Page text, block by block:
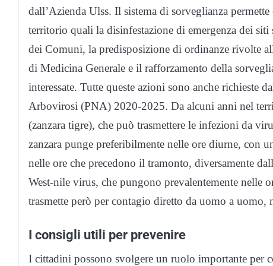
dall’Azienda Ulss. Il sistema di sorveglianza
territorio quali la disinfestazione di emergenza dei
dei Comuni, la predisposizione di ordinanze rivolte
di Medicina Generale e il rafforzamento della
interessate. Tutte queste azioni sono anche richieste
Arbovirosi (PNA) 2020-2025. Da alcuni anni nel
(zanzara tigre), che può trasmettere le infezioni da
zanzara punge preferibilmente nelle ore diurne, con
nelle ore che precedono il tramonto, diversamente
West-nile virus, che pungono prevalentemente nelle
trasmette però per contagio diretto da uomo a uomo,
I consigli utili per prevenire
I cittadini possono svolgere un ruolo importante per